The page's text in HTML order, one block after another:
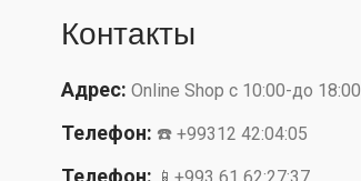
Контакты
Адрес: Online Shop с 10:00-до 18:00
Телефон: ☎️ +99312 42:04:05